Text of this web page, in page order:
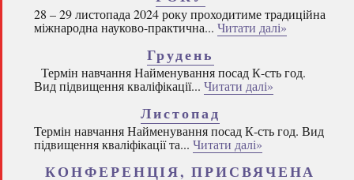
28 – 29 листопада 2024 року проходитиме традиційна
міжнародна науково-практична... Читати далі»
Грудень
Термін навчання Найменування посад К-сть год.
Вид підвищення кваліфікації... Читати далі»
Листопад
Термін навчання Найменування посад К-сть год. Вид
підвищення кваліфікації та... Читати далі»
КОНФЕРЕНЦІЯ, ПРИСВЯЧЕНА